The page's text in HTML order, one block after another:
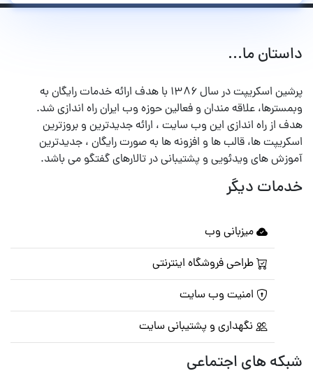
داستان ما...
پرشین اسکریپت در سال ۱۳۸۶ با هدف ارائه خدمات رایگان به
وبمسترها، علاقه مندان و فعالین حوزه وب ایران راه اندازی شد.
هدف از راه اندازی این وب سایت ، ارائه جدیدترین و بروزترین
اسکریپت ها، قالب ها و افزونه ها به صورت رایگان ، جدیدترین
آموزش های ویدئویی و پشتیبانی در تالارهای گفتگو می باشد.
خدمات دیگر
میزبانی وب
طراحی فروشگاه اینترنتی
امنیت وب سایت
نگهداری و پشتیبانی سایت
شبکه های اجتماعی